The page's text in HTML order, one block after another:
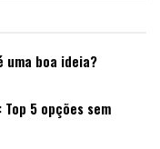
boa ideia?
5 opções sem